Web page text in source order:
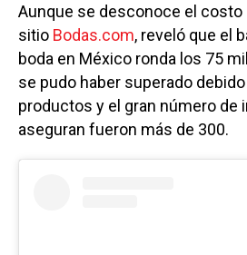
Aunque se desconoce el costo
sitio Bodas.com, reveló que el
boda en México ronda los 75
se pudo haber superado
productos y el gran número de
aseguran fueron más de 300.